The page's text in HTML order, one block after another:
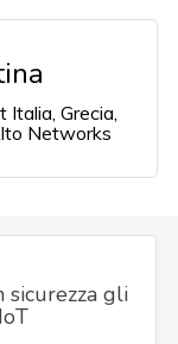
Italia, Grecia,
Networks
gli